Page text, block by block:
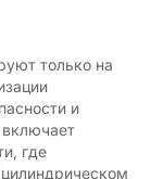
только на
и
где